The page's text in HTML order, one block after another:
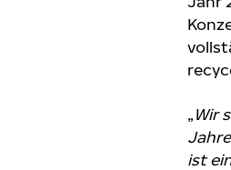
„Wir
ist